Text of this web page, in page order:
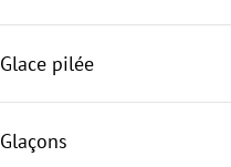
Glace pilée
Glaçons